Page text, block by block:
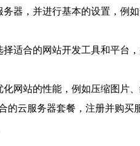
器，并进行基本的设置，例
适合的网站开发工具和平台
网站的性能，例如压缩图片
云服务器套餐，注册并购